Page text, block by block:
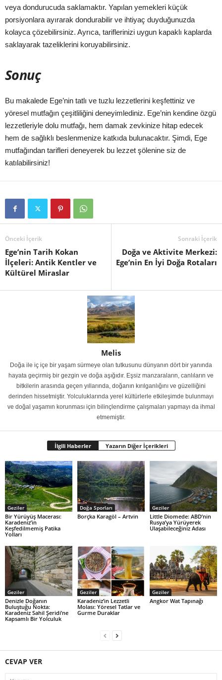
veya dondurucuda saklamaktır. Yapılan yemekleri küçük
porsiyonlara ayırarak dondurabilir ve ihtiyaç duyduğunuzda
kolayca çözebilirsiniz. Ayrıca, tariflerinizi uygun kapaklı kaplarda
saklayarak tazeliklerini koruyabilirsiniz.
Sonuç
Bu makalede Ege’nin tatlı ve tuzlu lezzetlerini keşfettiniz ve
yöresel mutfağın çeşitliliğini deneyimlediniz. Ege’nin kendine özgü
lezzetleriyle dolu mutfağı, hem damak zevkinize hitap edecek
hem de sağlıklı beslenmenize katkıda bulunacaktır. Şimdi, Ege
mutfağından tarifleri deneyerek bu lezzet şölenine siz de
katılabilirsiniz!
Önceki İçerik
Ege’nin Tarih Kokan
İlçeleri: Antik Kentler ve
Kültürel Miraslar
Sonraki İçerik
Doğa ve Aktivite Merkezi:
Ege’nin En İyi Doğa Rotaları
Melis
Doğa ile iç içe bir yaşam sürmeye olan tutkusunu dünyanın dört bir yanında
hayata geçirmiş bir gezgin ve doğa aşığıdır. Eşsiz manzaraların, canlıların ve
bitkilerin arasında geçen yıllarında, doğanın kırılganlığını ve güzelliğini
derinden hissetmiştir. Yolculuklarında yerel kültürlerle etkileşimde bulunmayı
ve doğal yaşamın korunması için bilinçlendirme çalışmaları yapmayı da ihmal
etmemiştir.
İlgili Haberler Yazarın Diğer İçerikleri
Geziler
Bir Yürüyüş Macerası:
Karadeniz’in
Keşfedilmemiş Patika
Yolları
Doğa Sporları
Borçka Karagöl – Artvin
Geziler
Little Diomede: ABD’nin
Rusya’ya Yürüyerek
Ulaşabileceğiniz Adası
Geziler
Denizle Doğanın
Buluştuğu Nokta:
Karadeniz Sahil Şeridi’ne
Kapsamlı Bir Yolculuk
Geziler
Karadeniz’in Lezzetli
Molası: Yöresel Tatlar ve
Gurme Duraklar
Geziler
Angkor Wat Tapınağı
CEVAP VER